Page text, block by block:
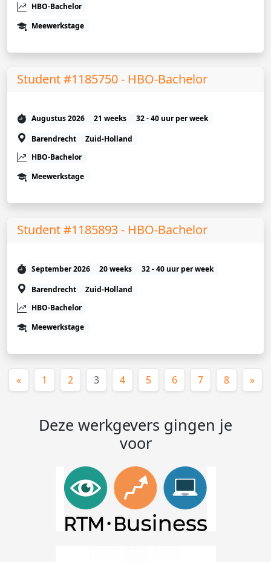
HBO-Bachelor
Meewerkstage
Student #1185750 - HBO-Bachelor
Augustus 2026 21 weeks
32 - 40 uur per week
Barendrecht
Zuid-Holland
HBO-Bachelor
Meewerkstage
Student #1185893 - HBO-Bachelor
September 2026 20 weeks
32 - 40 uur per week
Barendrecht
Zuid-Holland
HBO-Bachelor
Meewerkstage
« 1 2 3(huidige)
4 5 6 7 8 »
Deze werkgevers gingen je
voor